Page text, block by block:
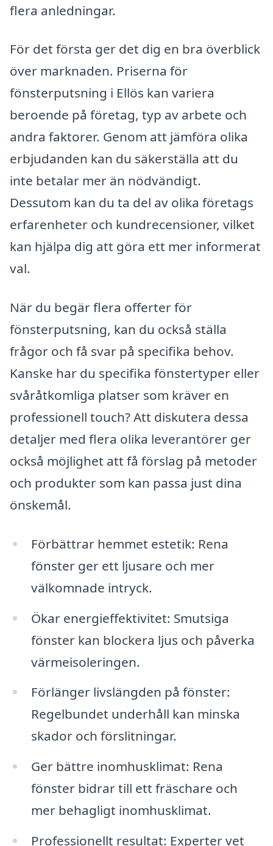
flera anledningar.
För det första ger det dig en bra överblick
över marknaden. Priserna för
fönsterputsning i Ellös kan variera
beroende på företag, typ av arbete och
andra faktorer. Genom att jämföra olika
erbjudanden kan du säkerställa att du
inte betalar mer än nödvändigt.
Dessutom kan du ta del av olika företags
erfarenheter och kundrecensioner, vilket
kan hjälpa dig att göra ett mer informerat
val.
När du begär flera offerter för
fönsterputsning, kan du också ställa
frågor och få svar på specifika behov.
Kanske har du specifika fönstertyper eller
svåråtkomliga platser som kräver en
professionell touch? Att diskutera dessa
detaljer med flera olika leverantörer ger
också möjlighet att få förslag på metoder
och produkter som kan passa just dina
önskemål.
Förbättrar hemmet estetik: Rena
fönster ger ett ljusare och mer
välkomnade intryck.
Ökar energieffektivitet: Smutsiga
fönster kan blockera ljus och påverka
värmeisoleringen.
Förlänger livslängden på fönster:
Regelbundet underhåll kan minska
skador och förslitningar.
Ger bättre inomhusklimat: Rena
fönster bidrar till ett fräschare och
mer behagligt inomhusklimat.
Professionellt resultat: Experter vet